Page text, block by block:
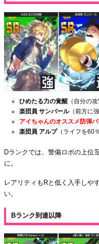
ひめたる力の覚醒 （自分の
楽団員 サンバール（前方に
アイちゃんのオススメ防弾
楽団員 アルプ（ライフを60
Dランクでは、警備ロボの上位
に。
レアリティもRと低く入手しや
い。
Bランク到達以降